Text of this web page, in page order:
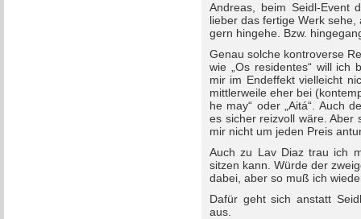
Andreas, beim Seidl-Event
lieber das fertige Werk
gern hingehe. Bzw.
Genau solche kontroverse
wie „Os residentes“ will ich
mir im Endeffekt vielleicht
mittlerweile eher bei
he may“ oder „Aitá“. Auch
es sicher reizvoll wäre. Aber
mir nicht um jeden Preis
Auch zu Lav Diaz trau ich
sitzen kann. Würde der
dabei, aber so muß ich
Dafür geht sich anstatt
aus.